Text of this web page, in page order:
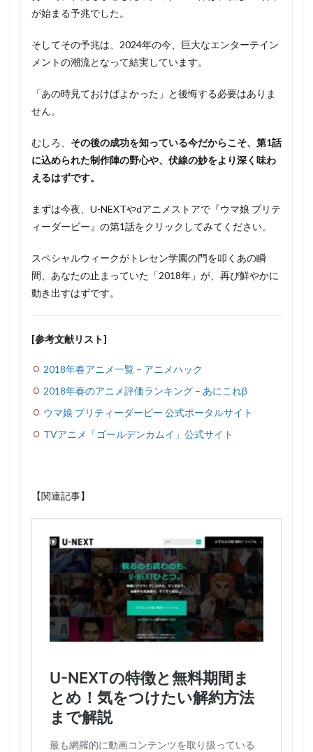
が始まる予兆でした。
そしてその予兆は、2024年の今、巨大なエンターテイン
メントの潮流となって結実しています。
「あの時見ておけばよかった」と後悔する必要はありま
せん。
むしろ、 その後の成功を知っている今だからこそ、第1話
に込められた制作陣の野心や、伏線の妙をより深く味わ
えるはずです。
まずは今夜、U-NEXTやdアニメストアで『ウマ娘 プリテ
ィーダービー』の第1話をクリックしてみてください。
スペシャルウィークがトレセン学園の門を叩くあの瞬
間、あなたの止まっていた「2018年」が、再び鮮やかに
動き出すはずです。
[参考文献リスト]
2018年春アニメ一覧 – アニメハック
2018年春のアニメ評価ランキング – あにこれβ
ウマ娘 プリティーダービー 公式ポータルサイト
TVアニメ「ゴールデンカムイ」公式サイト
【関連記事】